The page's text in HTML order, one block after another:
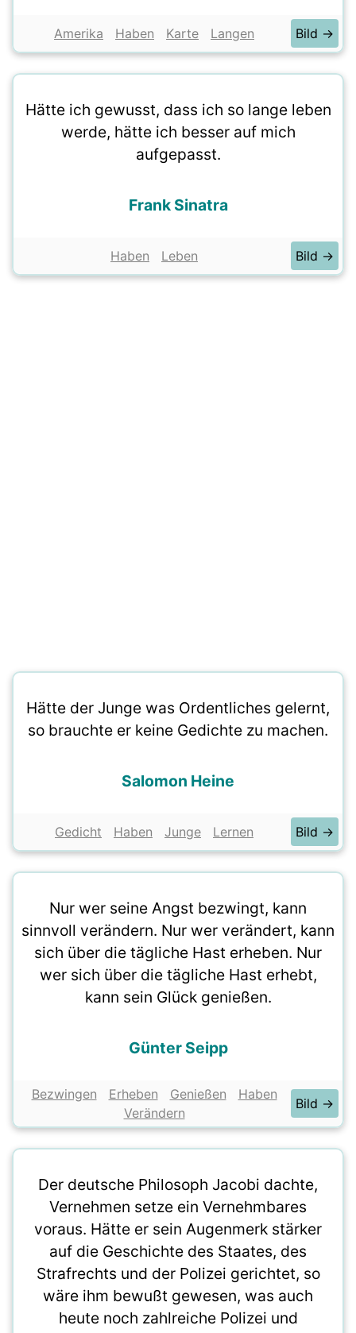
Amerika Haben Karte Langen Bild →
Hätte ich gewusst, dass ich so lange leben
werde, hätte ich besser auf mich
aufgepasst.
Frank Sinatra
Haben Leben Bild →
Hätte der Junge was Ordentliches gelernt,
so brauchte er keine Gedichte zu machen.
Salomon Heine
Gedicht Haben Junge Lernen Bild →
Nur wer seine Angst bezwingt, kann
sinnvoll verändern. Nur wer verändert, kann
sich über die tägliche Hast erheben. Nur
wer sich über die tägliche Hast erhebt,
kann sein Glück genießen.
Günter Seipp
Bezwingen Erheben Genießen
Haben
Verändern
Bild →
Der deutsche Philosoph Jacobi dachte,
Vernehmen setze ein Vernehmbares
voraus. Hätte er sein Augenmerk stärker
auf die Geschichte des Staates, des
Strafrechts und der Polizei gerichtet, so
wäre ihm bewußt gewesen, was auch
heute noch zahlreiche Polizei und